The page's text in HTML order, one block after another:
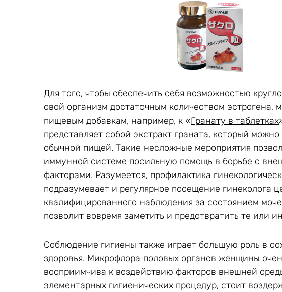
Для того, чтобы обеспечить себя возможностью
свой организм достаточным количеством эстрогена,
пищевым добавкам, например, к «Гранату в таблетках
представляет собой экстракт граната, который
обычной пищей. Такие несложные мероприятия
иммунной системе посильную помощь в борьбе с
факторами. Разумеется, профилактика
подразумевает и регулярное посещение гинеколога
квалифицированного наблюдения за состоянием
позволит вовремя заметить и предотвратить те или
Соблюдение гигиены также играет большую роль в
здоровья. Микрофлора половых органов женщины
восприимчива к воздействию факторов внешней
элементарных гигиенических процедур, стоит